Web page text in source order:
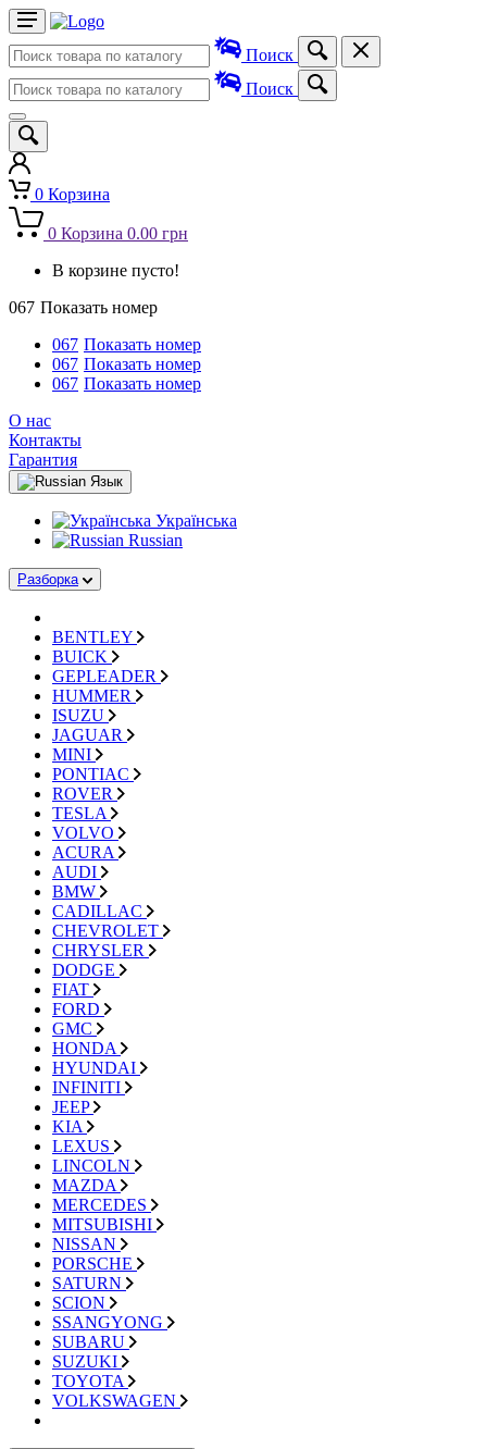
Поиск
Поиск
0 Корзина
0 Корзина 0.00 грн
В корзине пусто!
067 Показать номер
067 Показать номер
067 Показать номер
067 Показать номер
О нас
Контакты
Гарантия
Язык
Українська
Russian
Разборка
BENTLEY
BUICK
GEPLEADER
HUMMER
ISUZU
JAGUAR
MINI
PONTIAC
ROVER
TESLA
VOLVO
ACURA
AUDI
BMW
CADILLAC
CHEVROLET
CHRYSLER
DODGE
FIAT
FORD
GMC
HONDA
HYUNDAI
INFINITI
JEEP
KIA
LEXUS
LINCOLN
MAZDA
MERCEDES
MITSUBISHI
NISSAN
PORSCHE
SATURN
SCION
SSANGYONG
SUBARU
SUZUKI
TOYOTA
VOLKSWAGEN